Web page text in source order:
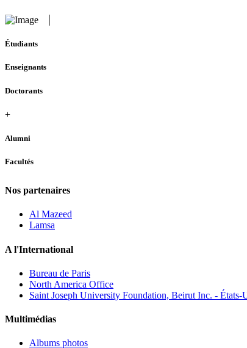
Étudiants
Enseignants
Doctorants
+
Alumni
Facultés
Nos partenaires
Al Mazeed
Lamsa
A l'International
Bureau de Paris
North America Office
Saint Joseph University Foundation, Beirut Inc. - États-
Multimédias
Albums photos